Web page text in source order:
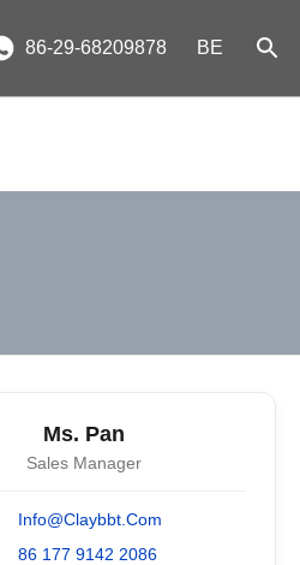
86-29-68209878 BE
Ms. Pan
Sales Manager
Info@claybbt.com
86 177 9142 2086